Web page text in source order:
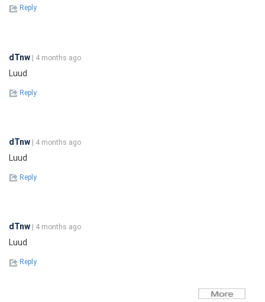
Reply
dTnw | 4 months ago
Luud
Reply
dTnw | 4 months ago
Luud
Reply
dTnw | 4 months ago
Luud
Reply